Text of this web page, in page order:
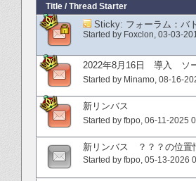
Title / Thread Starter
Sticky: フォーラム：バ
Started by Foxclon‎, 03-03-
2022年8月16日 導入 ソ
Started by Minamo‎, 08-16-
新リンバス
Started by fbpo‎, 06-11-2025
新リンバス ？？？の位置
Started by fbpo‎, 05-13-2026